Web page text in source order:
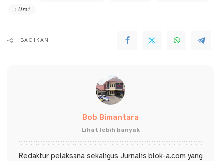
Urai
BAGIKAN
Bob Bimantara
Lihat lebih banyak
Redaktur pelaksana sekaligus Jurnalis blok-a.com yang